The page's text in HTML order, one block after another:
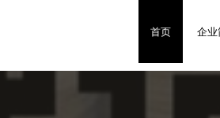
首页 企业